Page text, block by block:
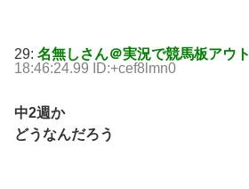
29: 名無しさん＠実況で競馬板アウト
18:46:24.99 ID:+cef8lmn0
中2週か
どうなんだろう